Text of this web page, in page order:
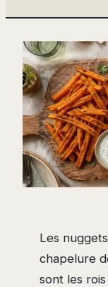
Les
chapelure
sont les